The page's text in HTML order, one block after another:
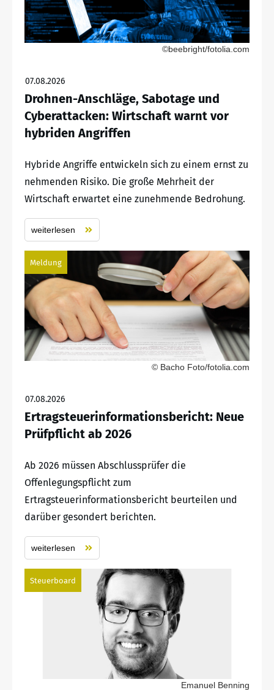
©beebright/fotolia.com
07.08.2026
Drohnen-Anschläge, Sabotage und
Cyberattacken: Wirtschaft warnt vor
hybriden Angriffen
Hybride Angriffe entwickeln sich zu einem ernst zu
nehmenden Risiko. Die große Mehrheit der
Wirtschaft erwartet eine zunehmende Bedrohung.
weiterlesen
Meldung
© Bacho Foto/fotolia.com
07.08.2026
Ertragsteuerinformationsbericht: Neue
Prüfpflicht ab 2026
Ab 2026 müssen Abschlussprüfer die
Offenlegungspflicht zum
Ertragsteuerinformationsbericht beurteilen und
darüber gesondert berichten.
weiterlesen
Steuerboard
Emanuel Benning